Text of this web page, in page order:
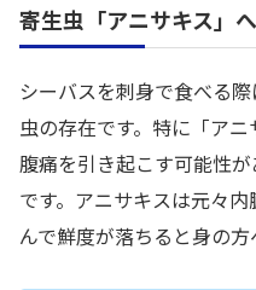
寄生虫「アニサキス」
シーバスを刺身で食べる
虫の存在です。特に「ア
腹痛を引き起こす可能性
です。アニサキスは元々
んで鮮度が落ちると身の方